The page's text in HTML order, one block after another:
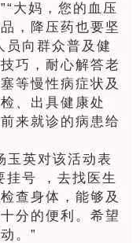
大妈，您的血压
，降压药也要坚
向群众普及健
巧，耐心解答老
等慢性病症状及
、出具健康处
来就诊的病患给
玉英对该活动表
挂号 ，去找医生
查身体，能够及
分的便利。希望
。”